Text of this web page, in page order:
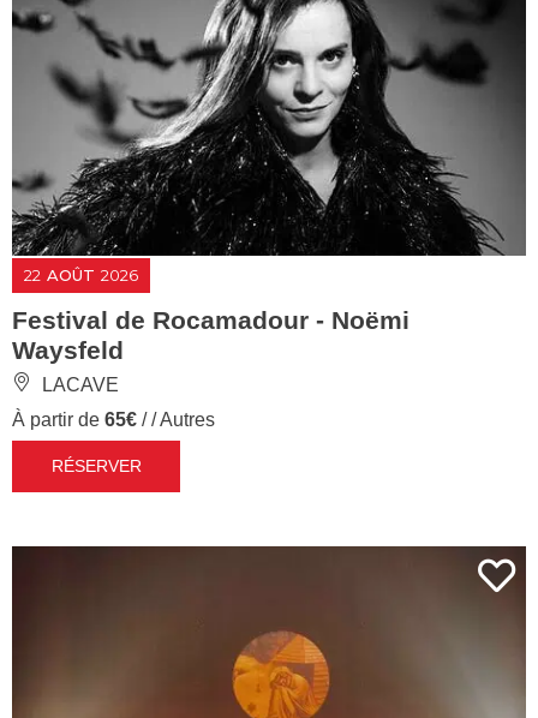
22 AOÛT 2026
Festival de Rocamadour - Noëmi
Waysfeld
LACAVE
À partir de 65€ / / Autres
RÉSERVER